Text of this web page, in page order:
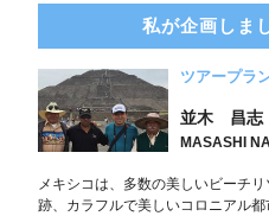
私が企画しま
ツアープラ
並木 昌志
MASASHI
メキシコは、多数の美しいビーチ
跡、カラフルで美しいコロニアル